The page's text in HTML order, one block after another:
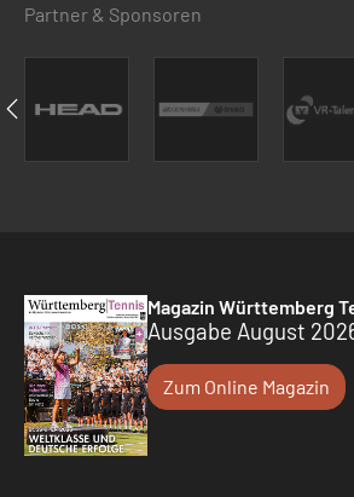
Partner & Sponsoren
Magazin Württemberg
Ausgabe August
Zum Online Magazin